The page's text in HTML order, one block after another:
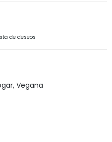
de deseos
, Vegana